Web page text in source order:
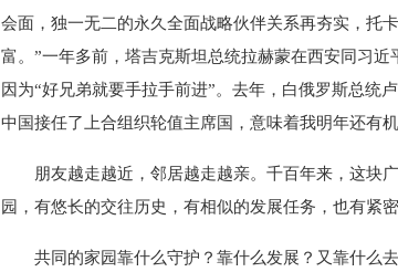
会面，独一无二的永久全面战略伙伴关系再夯实，托
富。”一年多前，塔吉克斯坦总统拉赫蒙在西安同习
因为“好兄弟就要手拉手前进”。去年，白俄罗斯总统
中国接任了上合组织轮值主席国，意味着我明年还有
朋友越走越近，邻居越走越亲。千百年来，这块广
园，有悠长的交往历史，有相似的发展任务，也有紧
共同的家园靠什么守护？靠什么发展？又靠什么去